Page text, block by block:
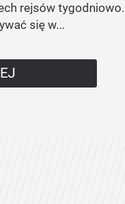
rejsów tygodniowo.
się w...